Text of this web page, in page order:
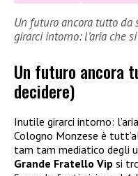
Un futuro ancora tutto da
girarci intorno: l’aria che
Un futuro ancora
decidere)
Inutile girarci intorno:
Cologno Monzese è
tam tam mediatico degli
Grande Fratello Vip si